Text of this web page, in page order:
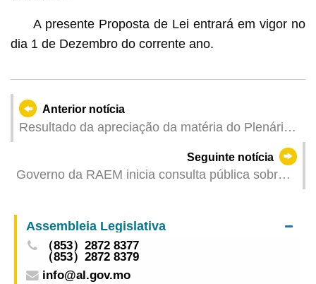
A presente Proposta de Lei entrará em vigor no
dia 1 de Dezembro do corrente ano.
Anterior notícia
Resultado da apreciação da matéria do Plenário
Seguinte notícia
Governo da RAEM inicia consulta pública sobre o
Assembleia Legislativa
（853）2872 8377
（853）2872 8379
info@al.gov.mo